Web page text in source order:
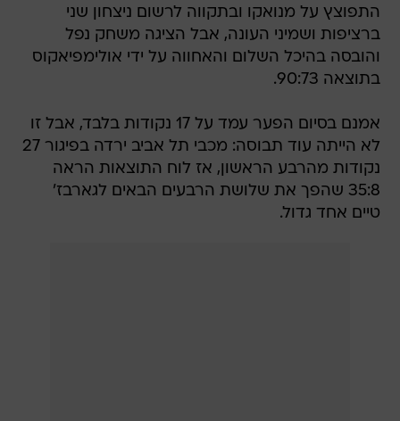
התפוצץ על מנואקו ובתקווה לרשום ניצחון שני
ברציפות ושמיני העונה, אבל הציגה משחק נפל
והובסה בהיכל השלום והאחווה על ידי אולימפיאקוס
בתוצאה 90:73.
אמנם בסיום הפער עמד על 17 נקודות בלבד, אבל זו
לא הייתה עוד תבוסה: מכבי תל אביב ירדה בפיגור 27
נקודות מהרבע הראשון, אז לוח התוצאות הראה
35:8 שהפך את שלושת הרבעים הבאים לגארבז'
טיים אחד גדול.